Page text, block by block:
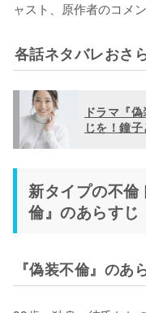
ャスト、原作者のコメ
各話ネタバレおさ
ドラマ『
じを！鐘
新タイプの不倫
倫』のあらすじ
『偽装不倫』のあ